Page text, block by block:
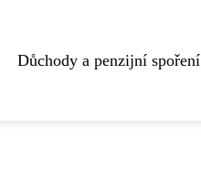
Důchody a penzijní spoření